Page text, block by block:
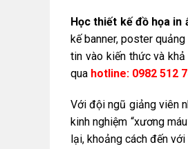
Học thiết kế đồ họa in
kế banner, poster
tin vào kiến thức và
qua hotline: 0982 512
Với đội ngũ giảng viên
kinh nghiệm “xương
lại, khoảng cách đến